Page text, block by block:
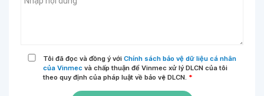
Tôi đã đọc và đồng ý với Chính sách bảo vệ dữ liệu cá nhân
của Vinmec và chấp thuận để Vinmec xử lý DLCN của tôi
theo quy định của pháp luật về bảo vệ DLCN. *